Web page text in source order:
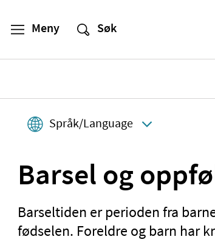
Språk/Language
Barsel og
Barseltiden er perioden fra
fødselen. Foreldre og barn har